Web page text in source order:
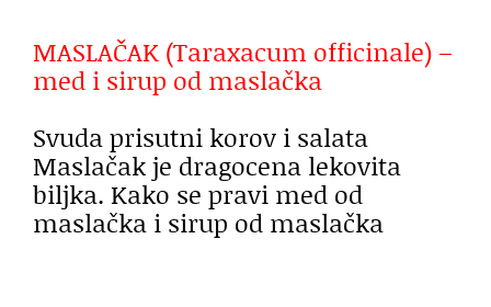
MASLAČAK (Taraxacum officinale) –
med i sirup od maslačka
Svuda prisutni korov i salata
Maslačak je dragocena lekovita
biljka. Kako se pravi med od
maslačka i sirup od maslačka